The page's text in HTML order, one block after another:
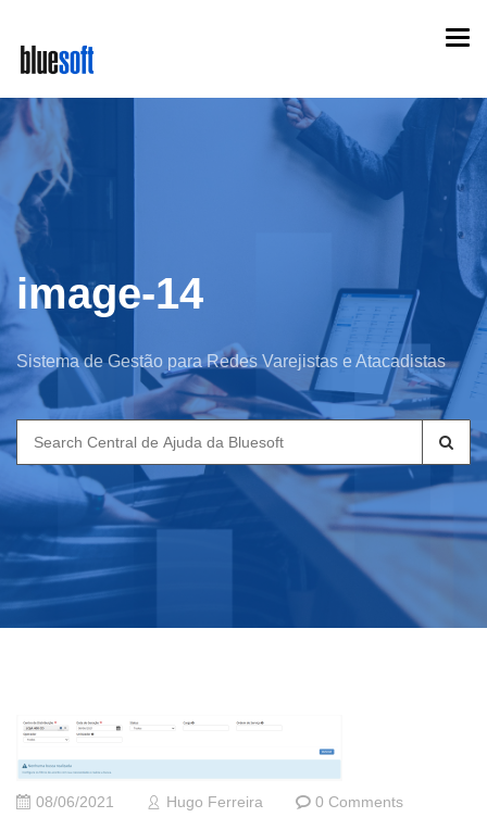
main
content
image-14
Sistema de Gestão para Redes Varejistas e Atacadistas
Search
for:
08/06/2021 Hugo Ferreira 0 Comments